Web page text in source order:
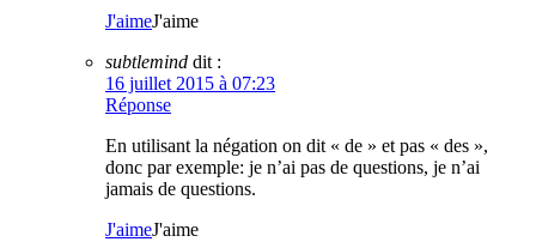
J'aimeJ'aime
subtlemind dit :
16 juillet 2015 à 07:23
Réponse
En utilisant la négation on dit « de » et pas « des »,
donc par exemple: je n’ai pas de questions, je n’ai
jamais de questions.
J'aimeJ'aime